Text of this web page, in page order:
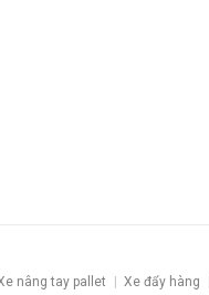
nâng tay pallet Xe đẩy hàng